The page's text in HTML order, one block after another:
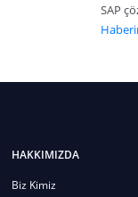
SAP
HAKKIMIZDA
Biz Kimiz